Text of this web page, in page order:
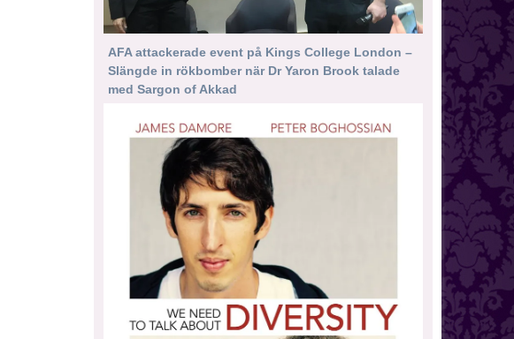
AFA attackerade event på Kings College London –
Slängde in rökbomber när Dr Yaron Brook talade
med Sargon of Akkad